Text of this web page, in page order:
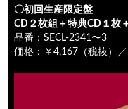
〇初回生産限定盤
CD２枚組＋特典CD１枚
品番：SECL-2341〜3
価格：￥4,167（税抜）／